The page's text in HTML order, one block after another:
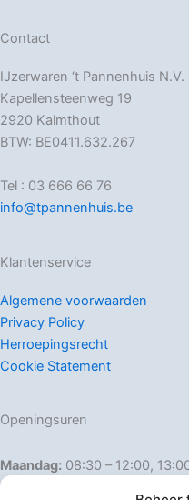
Contact
IJzerwaren ‘t Pannenhuis N.V.
Kapellensteenweg 19
2920 Kalmthout
BTW: BE0411.632.267
Tel : 03 666 66 76
info@tpannenhuis.be
Klantenservice
Algemene voorwaarden
Privacy Policy
Herroepingsrecht
Cookie Statement
Openingsuren
Maandag: 08:30 – 12:00,
Dinsdag: